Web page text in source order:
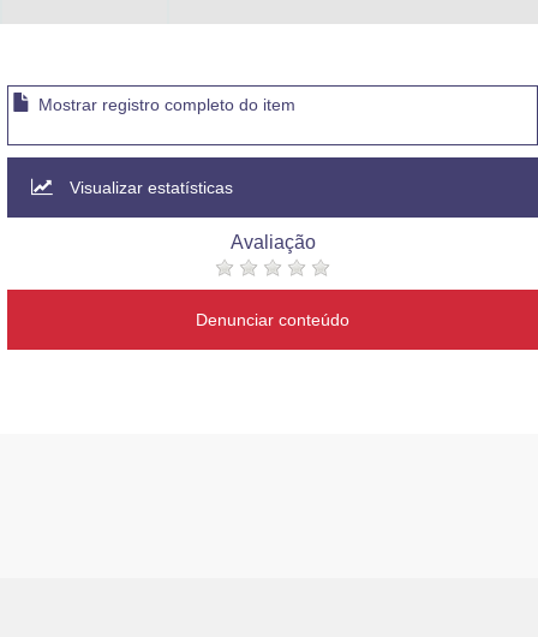
Mostrar registro completo do item
Visualizar estatísticas
Avaliação
Denunciar conteúdo